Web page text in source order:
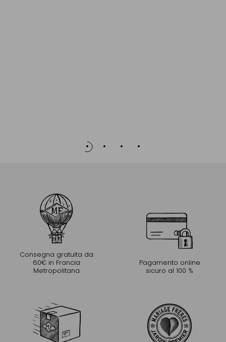
Consegna gratuita da
60€ in Francia
Metropolitana
Pagamento online
sicuro al 100 %